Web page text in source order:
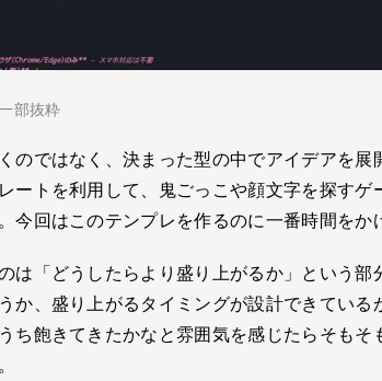
部抜粋
のではなく、決まった型の中でアイデアを
ートを利用して、鬼ごっこや顔文字を探す
今回はこのテンプレを作るのに一番時間をか
は「どうしたらより盛り上がるか」という
か、盛り上がるタイミングが設計できてい
ち飽きてきたかなと雰囲気を感じたらそも